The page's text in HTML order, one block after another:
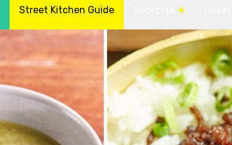
Street Kitchen Guide